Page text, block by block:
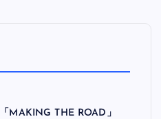
MAKING THE ROAD」